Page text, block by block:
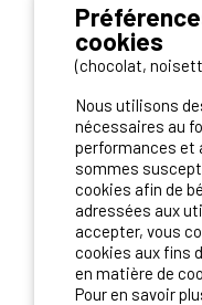
Vous
cookies
(chocolat,
Nous utilisons
nécessaires au
performances et
sommes
cookies afin de
adressées aux
accepter, vous
cookies aux fins
en matière de
Pour en savoir